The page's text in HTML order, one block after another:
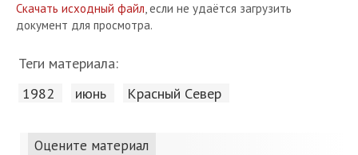
Скачать исходный файл, если не удаётся загрузить
документ для просмотра.
Теги материала:
1982 июнь Красный Cевер
Оцените материал